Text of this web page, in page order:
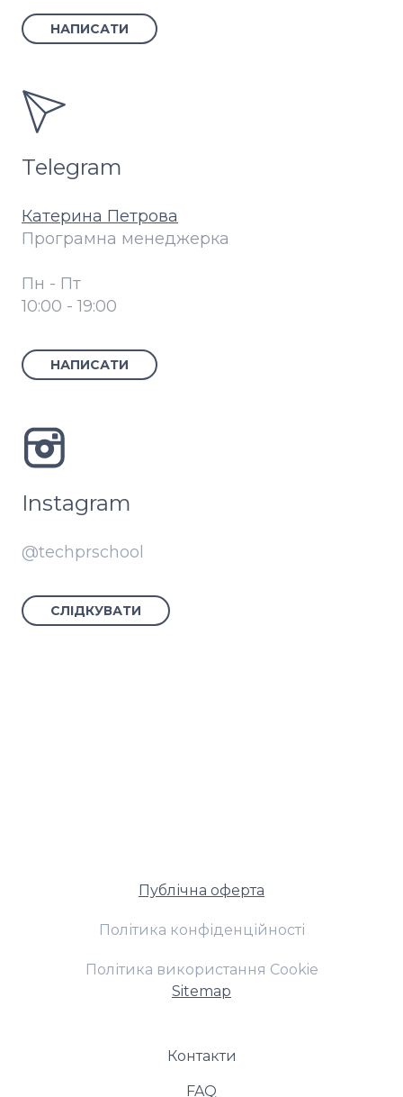
НАПИСАТИ
Telegram
Катерина Петрова
Програмна менеджерка
Пн - Пт
10:00 - 19:00
НАПИСАТИ
Instagram
@techprschool
СЛІДКУВАТИ
Публічна оферта
Політика конфіденційності
Політика використання Cookie
Sitemap
Контакти
FAQ